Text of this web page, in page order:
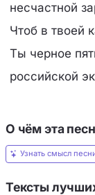
несчастной
Чтоб в твоей
Ты черное
российской
О чём эта
Узнать смысл
Тексты